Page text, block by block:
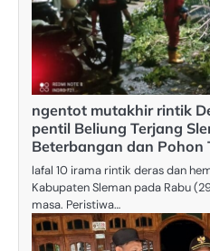
ngentot mutakhir rintik
pentil Beliung Terjang
Beterbangan dan Pohon
lafal 10 irama rintik deras dan
Kabupaten Sleman pada Rabu
masa. Peristiwa…